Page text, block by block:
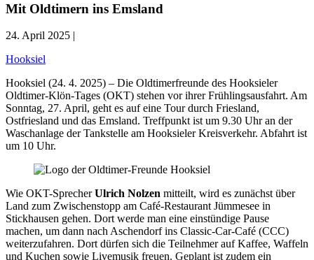
Mit Oldtimern ins Emsland
24. April 2025 |
Hooksiel
Hooksiel (24. 4. 2025) – Die Oldtimerfreunde des Hooksieler
Oldtimer-Klön-Tages (OKT) stehen vor ihrer Frühlingsausfahrt. Am
Sonntag, 27. April, geht es auf eine Tour durch Friesland,
Ostfriesland und das Emsland. Treffpunkt ist um 9.30 Uhr an der
Waschanlage der Tankstelle am Hooksieler Kreisverkehr. Abfahrt ist
um 10 Uhr.
Wie OKT-SprecherUlrich Nolzen mitteilt, wird es zunächst über
Land zum Zwischenstopp am Café-Restaurant Jümmesee in
Stickhausen gehen. Dort werde man eine einstündige Pause
machen, um dann nach Aschendorf ins Classic-Car-Café (CCC)
weiterzufahren. Dort dürfen sich die Teilnehmer auf Kaffee, Waffeln
und Kuchen sowie Livemusik freuen. Geplant ist zudem ein